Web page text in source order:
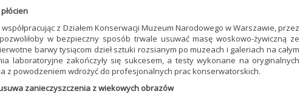
z Działem Konserwacji Muzeum Narodowego w Warszawie, przez
w bezpieczny sposób trwale usuwać masę woskowo-żywiczną ze
barwy tysiącom dzieł sztuki rozsianym po muzeach i galeriach na całym
laboratoryjne zakończyły się sukcesem, a testy wykonane na oryginalnych
z powodzeniem wdrożyć do profesjonalnych prac konserwatorskich.
zanieczyszczenia z wiekowych obrazów